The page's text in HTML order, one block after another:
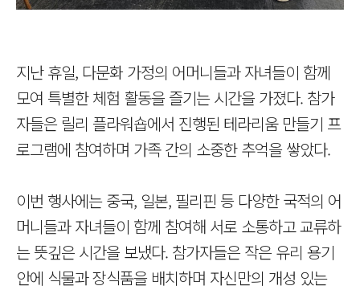
지난 휴일, 다문화 가정의 어머니들과 자녀들이 함께
모여 특별한 체험 활동을 즐기는 시간을 가졌다. 참가
자들은 릴리 플라워숍에서 진행된 테라리움 만들기 프
로그램에 참여하며 가족 간의 소중한 추억을 쌓았다.
이번 행사에는 중국, 일본, 필리핀 등 다양한 국적의 어
머니들과 자녀들이 함께 참여해 서로 소통하고 교류하
는 뜻깊은 시간을 보냈다. 참가자들은 작은 유리 용기
안에 식물과 장식품을 배치하며 자신만의 개성 있는